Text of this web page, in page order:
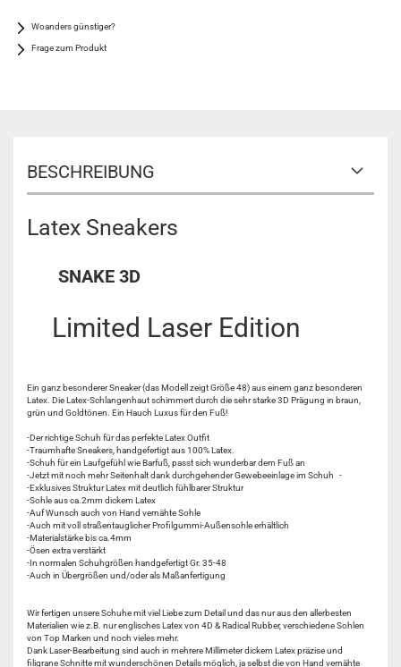
Woanders günstiger?
Frage zum Produkt
BESCHREIBUNG
Latex Sneakers
SNAKE 3D
Limited Laser Edition
Ein ganz besonderer Sneaker (das Modell zeigt Größe 48) aus einem ganz besonderen
Latex. Die Latex-Schlangenhaut schimmert durch die sehr starke 3D Prägung in braun,
grün und Goldtönen. Ein Hauch Luxus für den Fuß!
-Der richtige Schuh für das perfekte Latex Outfit
-Traumhafte Sneakers, handgefertigt aus 100% Latex.
-Schuh für ein Laufgefühl wie Barfuß, passt sich wunderbar dem Fuß an
-Jetzt mit noch mehr Seitenhalt dank durchgehender Gewebeeinlage im Schuh -
-Exklusives Struktur Latex mit deutlich fühlbarer Struktur
-Sohle aus ca.2mm dickem Latex
-Auf Wunsch auch von Hand vernähte Sohle
-Auch mit voll straßentauglicher Profilgummi-Außensohle erhältlich
-Materialstärke bis ca.4mm
-Ösen extra verstärkt
-In normalen Schuhgrößen handgefertigt Gr. 35-48
-Auch in Übergrößen und/oder als Maßanfertigung
Wir fertigen unsere Schuhe mit viel Liebe zum Detail und das nur aus den allerbesten
Materialien wie z.B. nur englisches Latex von 4D & Radical Rubber, verschiedene Sohlen
von Top Marken und noch vieles mehr.
Dank Laser-Bearbeitung sind auch in mehrere Millimeter dickem Latex präzise und
filigrane Schnitte mit wunderschönen Details möglich, ja selbst die von Hand vernähte